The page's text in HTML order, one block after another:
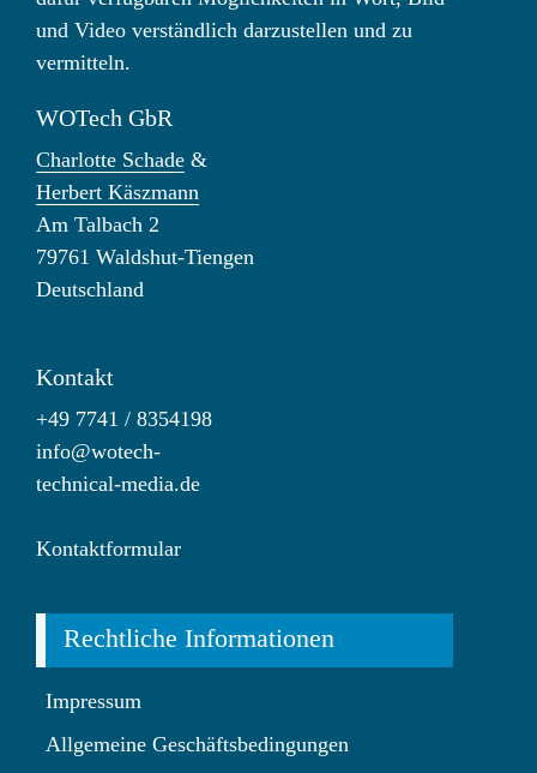
und Video verständlich darzustellen und zu
vermitteln.
WOTech GbR
Charlotte Schade &
Herbert Käszmann
Am Talbach 2
79761 Waldshut-Tiengen
Deutschland
Kontakt
+49 7741 / 8354198
info@wotech-
technical-media.de
Kontaktformular
Rechtliche Informationen
Impressum
Allgemeine Geschäftsbedingungen